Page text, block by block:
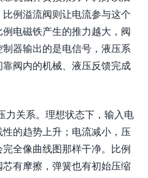
例溢流阀则让电流参与这个
电磁铁产生的推力越大，阀
器输出的是电信号，液压系
阀内的机械、液压反馈完成
力关系。理想状态下，输入电
的趋势上升；电流减小，压
全像曲线图那样干净。比例
有摩擦，弹簧也有初始压缩